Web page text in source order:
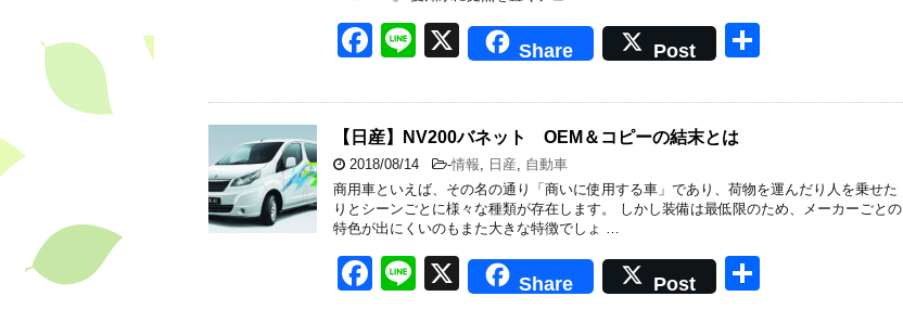
o
kF
c
e
b
o
o
k
Li
e
X Share Post
【日産】NV200バネット OEM＆コピーの結末とは
2018/08/14 -情報, 日産, 自動車
商用車といえば、その名の通り「商いに使用する車」であり、荷物を運んだり人を乗せた
りとシーンごとに様々な種類が存在します。 しかし装備は最低限のため、メーカーごとの
特色が出にくいのもまた大きな特徴でしょ …
F
Li
X Share Post